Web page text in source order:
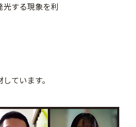
光する現象を利
ています。